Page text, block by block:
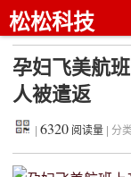
松松科技
孕妇飞美航
人被遣返
|6320 阅读量 | 分